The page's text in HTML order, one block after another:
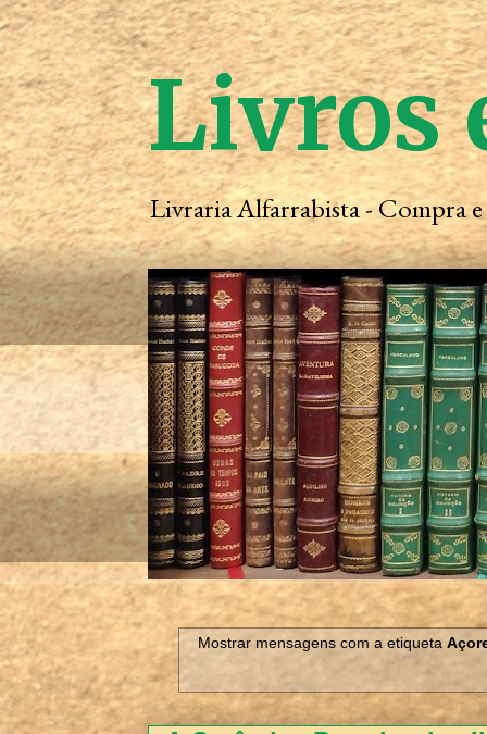
Livros
Livraria Alfarrabista - Compra
Mostrar mensagens com a etiqueta